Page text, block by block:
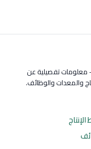
معلومات تفصيلية عن
والمعدات والوظائف.